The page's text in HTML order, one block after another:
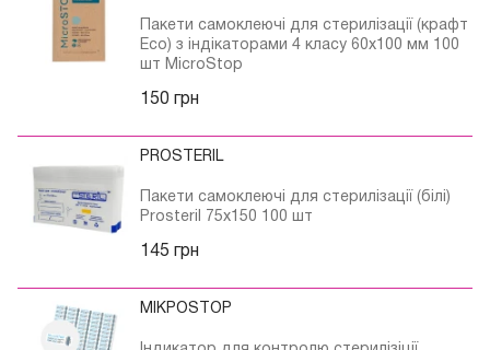
Пакети самоклеючі для стерилізації (крафт
Eco) з індікаторами 4 класу 60х100 мм 100
шт MicroStop
150 грн
PROSTERIL
Пакети самоклеючі для стерилізації (білі)
Prosteril 75х150 100 шт
145 грн
МІКРОSTOP